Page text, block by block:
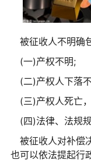
被征收人不明确
(一)产权不明;
(二)产权人下落
(三)产权人死亡
(四)法律、法规
被征收人对补偿
也可以依法提起行